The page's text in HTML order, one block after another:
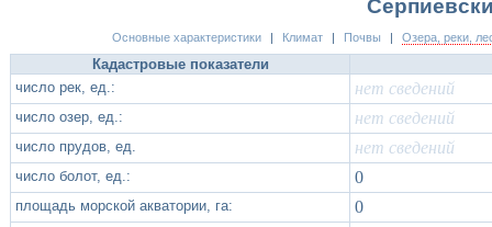
Основные характеристики Климат Почвы Озера, реки,
Кадастровые показатели
число рек, ед.:
нет сведений
число озер, ед.: нет сведений
число прудов, ед. нет сведений
число болот, ед.: 0
площадь морской акватории, га: 0